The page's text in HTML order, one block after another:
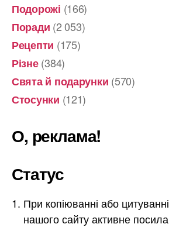
Подорожі (166)
Поради (2 053)
Рецепти (175)
Різне(384)
Свята й подарунки (570)
Стосунки (121)
О, реклама!
Статус
При копіюванні або
нашого сайту активне